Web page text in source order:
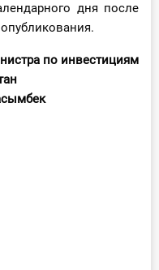
дня после
по инвестициям
Казахстан